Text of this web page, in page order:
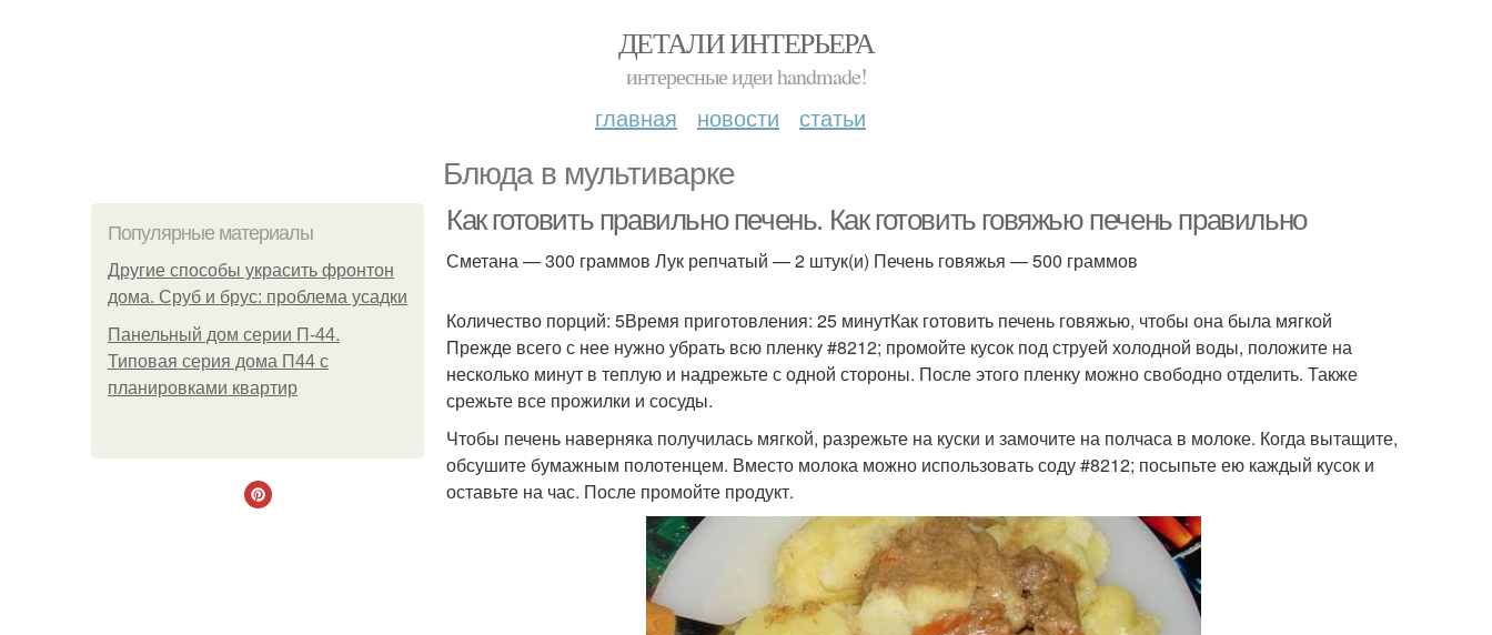
ДЕТАЛИ ИНТЕРЬЕРА
интересные идеи handmade!
главная новости статьи
Блюда в мультиварке
Популярные материалы
Другие способы украсить фронтон
дома. Сруб и брус: проблема усадки
Панельный дом серии П-44.
Типовая серия дома П44 с
планировками квартир
Как готовить правильно печень. Как готовить говяжью печень правильно
Сметана — 300 граммов Лук репчатый — 2 штук(и) Печень говяжья — 500 граммов
Количество порций: 5Время приготовления: 25 минутКак готовить печень говяжью, чтобы она была мягкой
Прежде всего с нее нужно убрать всю пленку #8212; промойте кусок под струей холодной воды, положите на
несколько минут в теплую и надрежьте с одной стороны. После этого пленку можно свободно отделить. Также
срежьте все прожилки и сосуды.
Чтобы печень наверняка получилась мягкой, разрежьте на куски и замочите на полчаса в молоке. Когда вытащите,
обсушите бумажным полотенцем. Вместо молока можно использовать соду #8212; посыпьте ею каждый кусок и
оставьте на час. После промойте продукт.